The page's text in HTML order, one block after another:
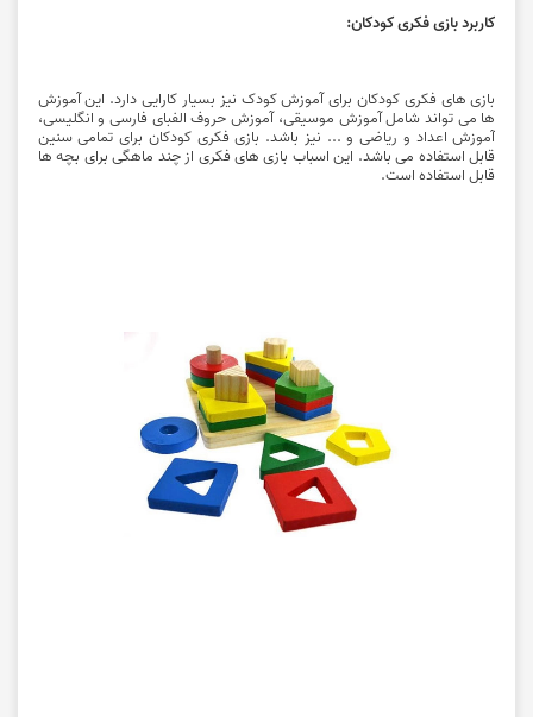
کاربرد بازی فکری کودکان:
بازی های فکری کودکان برای آموزش کودک نیز بسیار کارایی دارد. این آموزش
ها می تواند شامل آموزش موسیقی، آموزش حروف الفبای فارسی و انگلیسی،
آموزش اعداد و ریاضی و ... نیز باشد. بازی فکری کودکان برای تمامی سنین
قابل استفاده می باشد. این اسباب بازی های فکری از چند ماهگی برای بچه ها
قابل استفاده است.